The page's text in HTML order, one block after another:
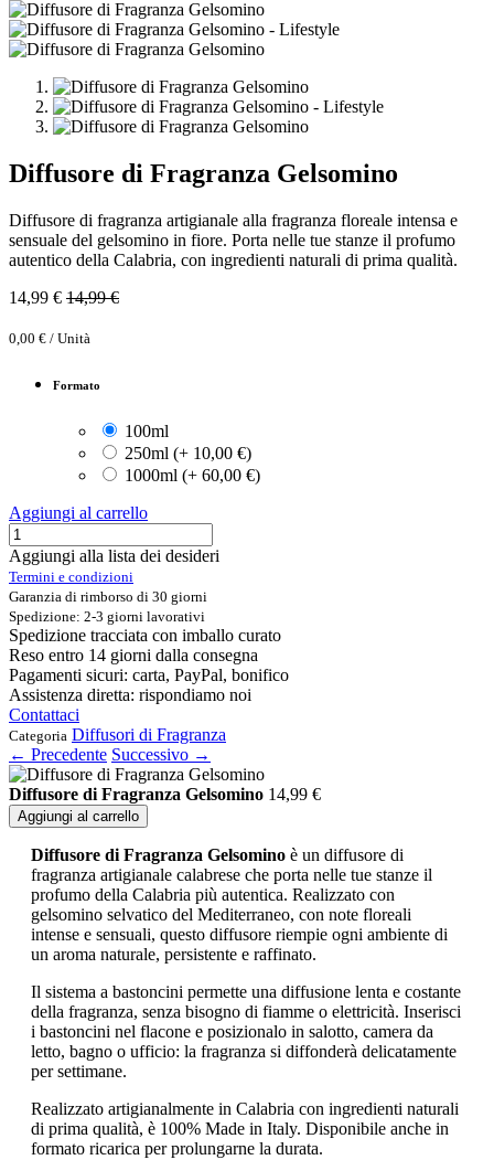
Diffusore di Fragranza Gelsomino
Diffusore di fragranza artigianale alla fragranza floreale intensa e
sensuale del gelsomino in fiore. Porta nelle tue stanze il profumo
autentico della Calabria, con ingredienti naturali di prima qualità.
14,99 € 14,99€
0,00 € / Unità
Formato
100ml
250ml (+ 10,00 €)
1000ml (+ 60,00 €)
Aggiungi al carrello
Aggiungi alla lista dei desideri
Termini e condizioni
Garanzia di rimborso di 30 giorni
Spedizione: 2-3 giorni lavorativi
Spedizione tracciata con imballo curato
Reso entro 14 giorni dalla consegna
Pagamenti sicuri: carta, PayPal, bonifico
Assistenza diretta: rispondiamo noi
Contattaci
Categoria Diffusori di Fragranza
← Precedente Successivo →
Diffusore di Fragranza Gelsomino 14,99 €
Aggiungi al carrello
Diffusore di Fragranza Gelsomino è un diffusore di
fragranza artigianale calabrese che porta nelle tue stanze il
profumo della Calabria più autentica. Realizzato con
gelsomino selvatico del Mediterraneo, con note floreali
intense e sensuali, questo diffusore riempie ogni ambiente di
un aroma naturale, persistente e raffinato.
Il sistema a bastoncini permette una diffusione lenta e costante
della fragranza, senza bisogno di fiamme o elettricità. Inserisci
i bastoncini nel flacone e posizionalo in salotto, camera da
letto, bagno o ufficio: la fragranza si diffonderà delicatamente
per settimane.
Realizzato artigianalmente in Calabria con ingredienti naturali
di prima qualità, è 100% Made in Italy. Disponibile anche in
formato ricarica per prolungarne la durata.